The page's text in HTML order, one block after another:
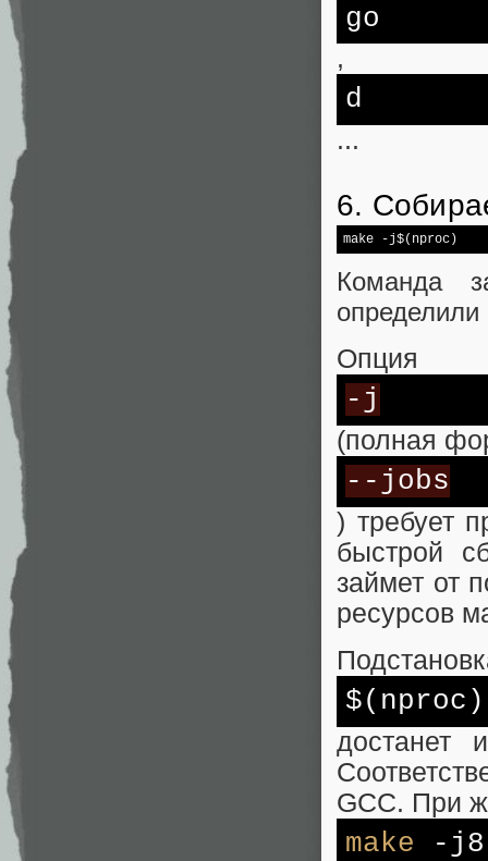
go
,
d
...
6.
make -j$(nproc)
Команда
Опция
-j
(полная
--jobs
) требует
быстрой
займет от
ресурсов
$(nproc)
достанет
GCC. При
make -j8